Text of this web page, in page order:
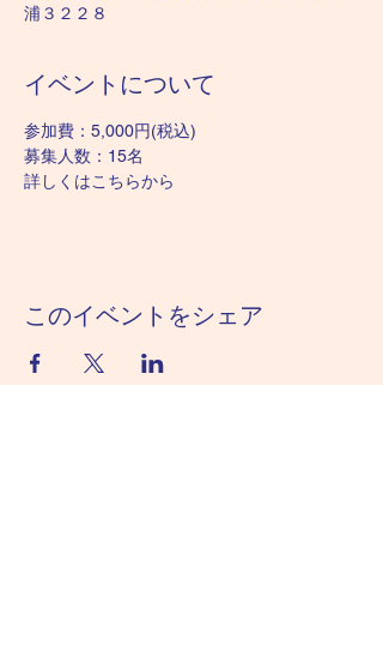
浦３２２８
イベントについて
参加費：5,000円(税込)
募集人数：15名
詳しくはこちらから
このイベントをシェア